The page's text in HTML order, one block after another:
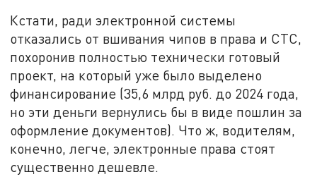
Кстати, ради электронной системы
отказались от вшивания чипов в права и СТС,
похоронив полностью технически готовый
проект, на который уже было выделено
финансирование (35,6 млрд руб. до 2024 года,
но эти деньги вернулись бы в виде пошлин за
оформление документов). Что ж, водителям,
конечно, легче, электронные права стоят
существенно дешевле.